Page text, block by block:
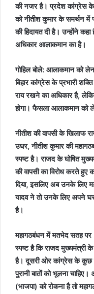
की नजर है। प्रदेश कांग्रेस के
को नीतीश कुमार के समर्थन में
की हिदायत दी है। उन्‍होंने
अधिकार आलाकमान का है।
गोहिल बोले: आलाकमान को
बिहार कांग्रेस के प्रभारी
राय रखने का अधिकार है,
होगा। फैसला आलाकमान को
नीतीश की वापसी के खिलाफ
उधर, नीतीश कुमार की
स्‍पष्‍ट है। राजद के घोषित
की वापसी का विरोध करते हुए
दिया, इसलिए अब उनके लिए
यादव ने तो उनके लिए अपने घर
है।
महागठबंधन में मतभेद सतह पर
स्‍पष्‍ट है कि राजद मुख्‍यमंत्री
है। दूसरी ओर कांग्रेस के कुछ
पुरानी बातों को भूलना
(भाजपा) को रोकना है तो